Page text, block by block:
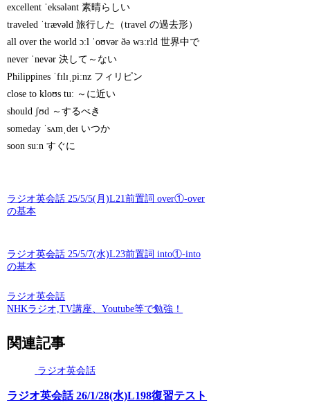
excellent ˈeksələnt 素晴らしい
traveled ˈtrævəld 旅行した（travel の過去形）
all over the world ɔːl ˈoʊvər ðə wɜːrld 世界中で
never ˈnevər 決して～ない
Philippines ˈfɪlɪˌpiːnz フィリピン
close to kloʊs tuː ～に近い
should ʃʊd ～するべき
someday ˈsʌmˌdeɪ いつか
soon suːn すぐに
ラジオ英会話 25/5/5(月)L21前置詞 over①-over
の基本
ラジオ英会話 25/5/7(水)L23前置詞 into①-into
の基本
ラジオ英会話
NHKラジオ,TV講座、Youtube等で勉強！
関連記事
ラジオ英会話
ラジオ英会話 26/1/28(水)L198復習テスト